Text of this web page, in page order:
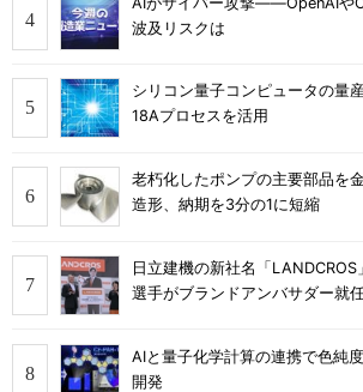
波及リスクは
シリコン量子コンピュータの量
18Aプロセスを活用
老朽化したポンプの主要部品を
造形、納期を3分の1に短縮
日立建機の新社名「
選手がブランドアンバサダー就
AIと量子化学計算の連携で色純
開発